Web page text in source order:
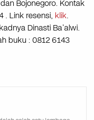
Bojonegoro. Kontak
. Link resensi, klik.
Dinasti Ba’alwi.
buku : 0812 6143